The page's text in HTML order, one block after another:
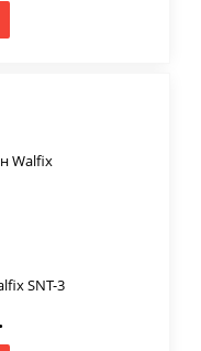
SNT-3